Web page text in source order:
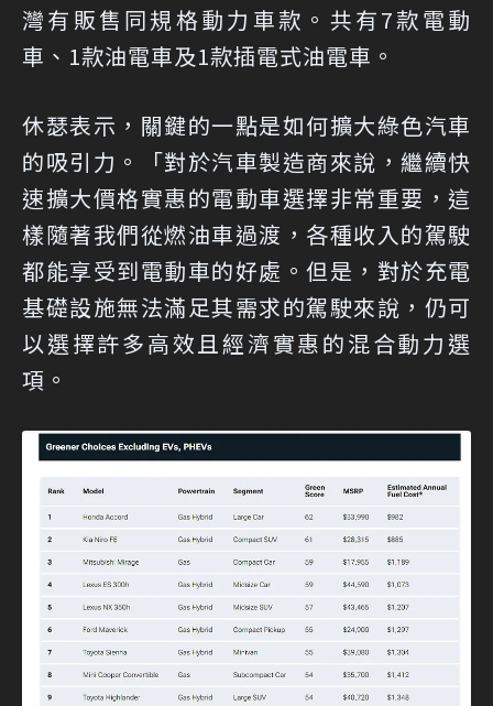
灣有販售同規格動力車款。共有7款電動
車、1款油電車及1款插電式油電車。
休瑟表示，關鍵的一點是如何擴大綠色汽車
的吸引力。「對於汽車製造商來說，繼續快
速擴大價格實惠的電動車選擇非常重要，這
樣隨著我們從燃油車過渡，各種收入的駕駛
都能享受到電動車的好處。但是，對於充電
基礎設施無法滿足其需求的駕駛來說，仍可
以選擇許多高效且經濟實惠的混合動力選
項。